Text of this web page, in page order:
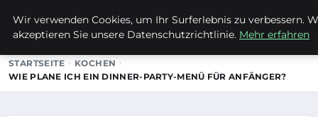
EVET ICH WILL
STARTSEITE
KOCHEN
WIE PLANE ICH EIN DINNER-PARTY-MENÜ FÜR ANFÄNGER?
Wir verwenden Cookies, um Ihr Surferlebnis zu verbessern.
akzeptieren Sie unsere Datenschutzrichtlinie. Mehr erfahren